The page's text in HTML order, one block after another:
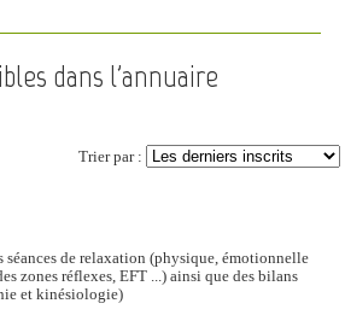
dans l'annuaire
Trier par :
séances de relaxation (physique, émotionnelle
zones réflexes, EFT ...) ainsi que des bilans
et kinésiologie)